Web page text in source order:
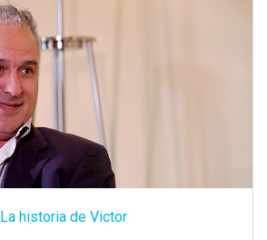
La historia de Victor